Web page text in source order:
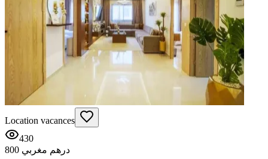
Location vacances
430
800 درهم مغربي